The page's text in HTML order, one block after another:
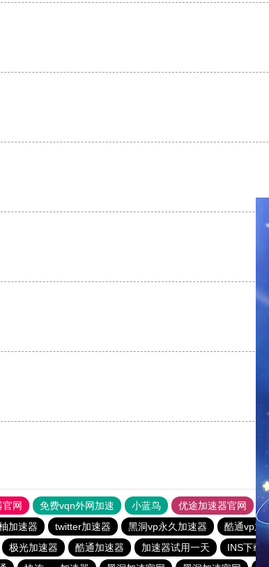
网 免费vqn外网加速 小蓝鸟 优途加速器官网
加速器 twitter加速器 黑洞vp永久加速器 酷通vp加
极光加速器 酷通加速器 加速器试用一天 INS下载站